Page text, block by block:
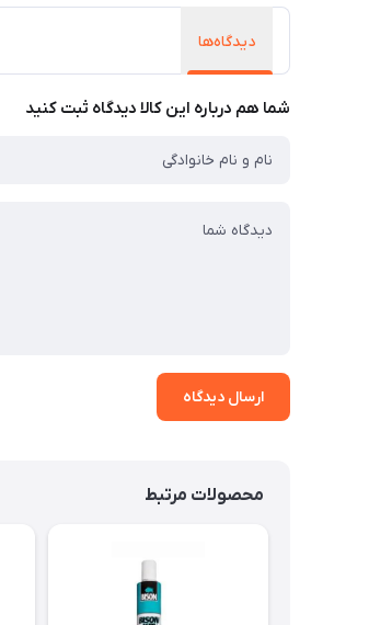
دیدگاه‌ها
شما هم درباره این کالا دیدگاه ثبت کنید
ارسال دیدگاه
محصولات مرتبط